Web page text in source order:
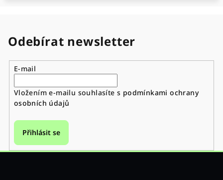
Odebírat newsletter
E-mail
Vložením e-mailu souhlasíte s podmínkami ochrany
osobních údajů
Přihlásit se